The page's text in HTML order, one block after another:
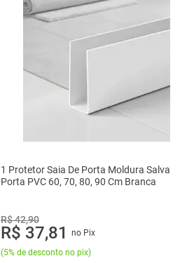
1 Protetor Saia De Porta Moldura Salva
Porta PVC 60, 70, 80, 90 Cm Branca
R$ 42,90
R$ 37,81
no Pix
(5% de desconto no pix)